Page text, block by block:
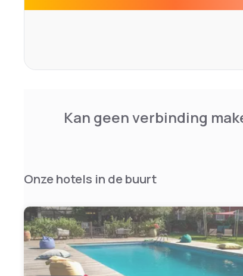
Kan geen verbinding
Onze hotels in de buurt